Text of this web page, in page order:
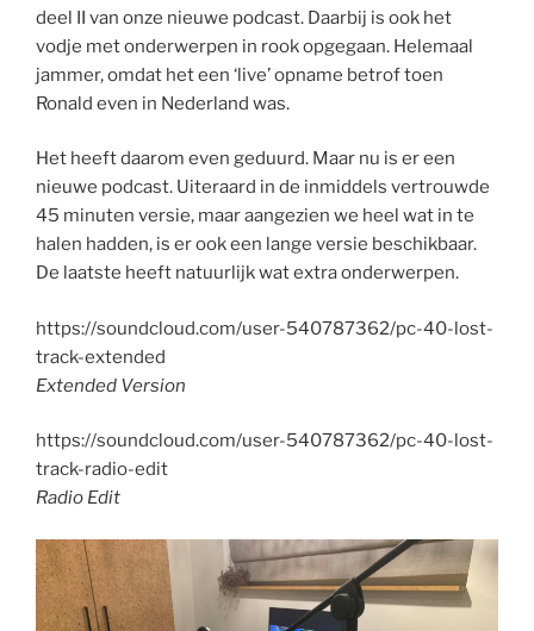
deel II van onze nieuwe podcast. Daarbij is ook het
vodje met onderwerpen in rook opgegaan. Helemaal
jammer, omdat het een ‘live’ opname betrof toen
Ronald even in Nederland was.
Het heeft daarom even geduurd. Maar nu is er een
nieuwe podcast. Uiteraard in de inmiddels vertrouwde
45 minuten versie, maar aangezien we heel wat in te
halen hadden, is er ook een lange versie beschikbaar.
De laatste heeft natuurlijk wat extra onderwerpen.
https://soundcloud.com/user-540787362/pc-40-lost-
track-extended
Extended Version
https://soundcloud.com/user-540787362/pc-40-lost-
track-radio-edit
Radio Edit